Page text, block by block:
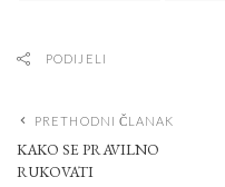
PODIJELI
PRETHODNI ČLANAK
KAKO SE PRAVILNO
RUKOVATI